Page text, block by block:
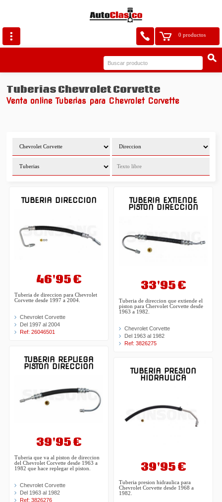
0 productos
Tuberias Chevrolet Corvette
Venta online Tuberias para Chevrolet Corvette
TUBERIA DIRECCION
46'95 €
Tuberia de direccion para Chevrolet
Corvette desde 1997 a 2004.
Chevrolet Corvette
Del 1997 al 2004
Ref: 26046501
TUBERIA REPLIEGA
PISTON DIRECCION
39'95 €
Tuberia que va al piston de direccion
del Chevrolet Corvette desde 1963 a
1982 que hace replegar el piston.
Chevrolet Corvette
Del 1963 al 1982
Ref: 3826276
TUBERIA EXTIENDE
PISTON DIRECCION
33'95 €
Tuberia de direccion que extiende el
piston para Chervolet Corvette desde
1963 a 1982.
Chevrolet Corvette
Del 1963 al 1982
Ref: 3826275
TUBERIA PRESION
HIDRAULICA
39'95 €
Tuberia presion hidraulica para
Chevrolet Corvette desde 1968 a
1982.